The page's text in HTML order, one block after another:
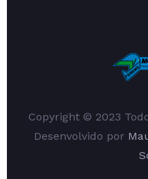
Copyright © 2023
Desenvolvido por